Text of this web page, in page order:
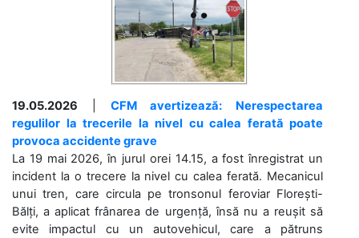
19.05.2026
CFM avertizează: Nerespectarea
regulilor la trecerile la nivel cu calea ferată poate
provoca accidente grave
La 19 mai 2026, în jurul orei 14.15, a fost înregistrat un
incident la o trecere la nivel cu calea ferată. Mecanicul
unui tren, care circula pe tronsonul feroviar Florești-
Bălți, a aplicat frânarea de urgență, însă nu a reușit să
evite impactul cu un autovehicul, care a pătruns